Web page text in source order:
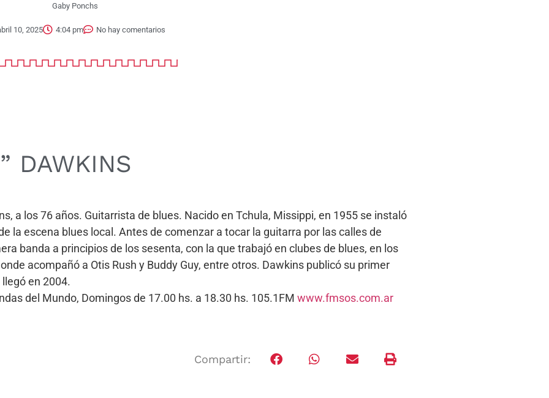
Gaby Ponchs
10, 2025 4:04 pm No hay comentarios
DAWKINS
a los 76 años. Guitarrista de blues. Nacido en Tchula, Missippi, en 1955 se instaló
la escena blues local. Antes de comenzar a tocar la guitarra por las calles de
banda a principios de los sesenta, con la que trabajó en clubes de blues, en los
acompañó a Otis Rush y Buddy Guy, entre otros. Dawkins publicó su primer
llegó en 2004.
del Mundo, Domingos de 17.00 hs. a 18.30 hs. 105.1FM www.fmsos.com.ar
Compartir: